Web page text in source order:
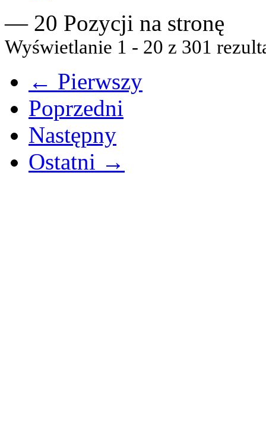
— 20 Pozycji na stronę
Wyświetlanie 1 - 20 z 301
← Pierwszy
Poprzedni
Następny
Ostatni →